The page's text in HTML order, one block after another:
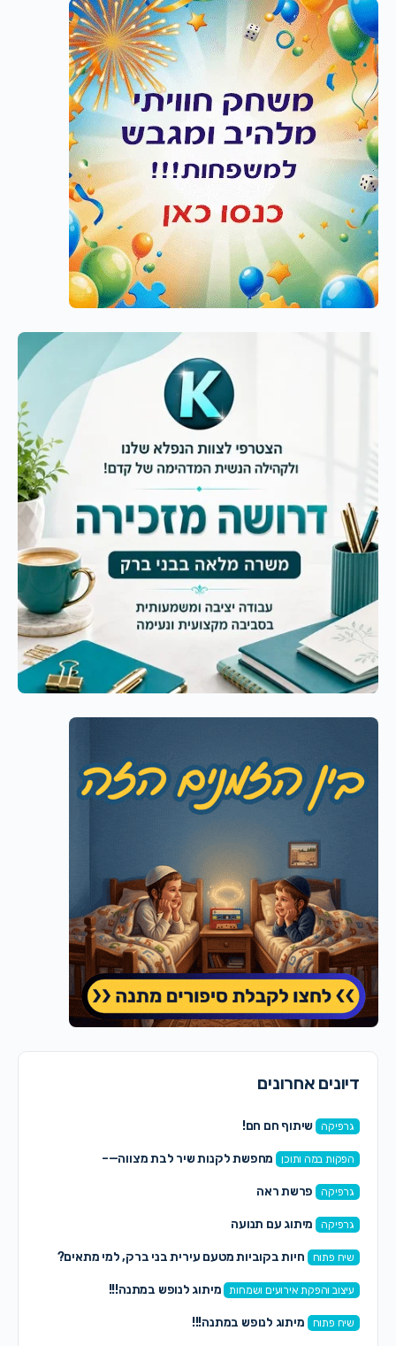
דיונים אחרונים
גרפיקה שיתוף חם חם!
הפקות במה ותוכן מחפשת לקנות שיר לבת מצווה—–
גרפיקה פרשת ראה
גרפיקה מיתוג עם תנועה
שיח פתוח חיות בקוביות מטעם עירית בני ברק, למי מתאים?
עיצוב והפקת אירועים ושמחות מיתוג לנופש במתנה!!!
שיח פתוח מיתוג לנופש במתנה!!!